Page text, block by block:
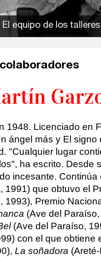
El equipo de los talleres
1948. Licenciado en
ángel más y El
"Cualquier lugar
ha escrito. Desde
incesante. Continúa
1991) que obtuvo el
1993), Premio
(Ave del
(Ave del Paraíso,
con el que obtiene
La soñadora